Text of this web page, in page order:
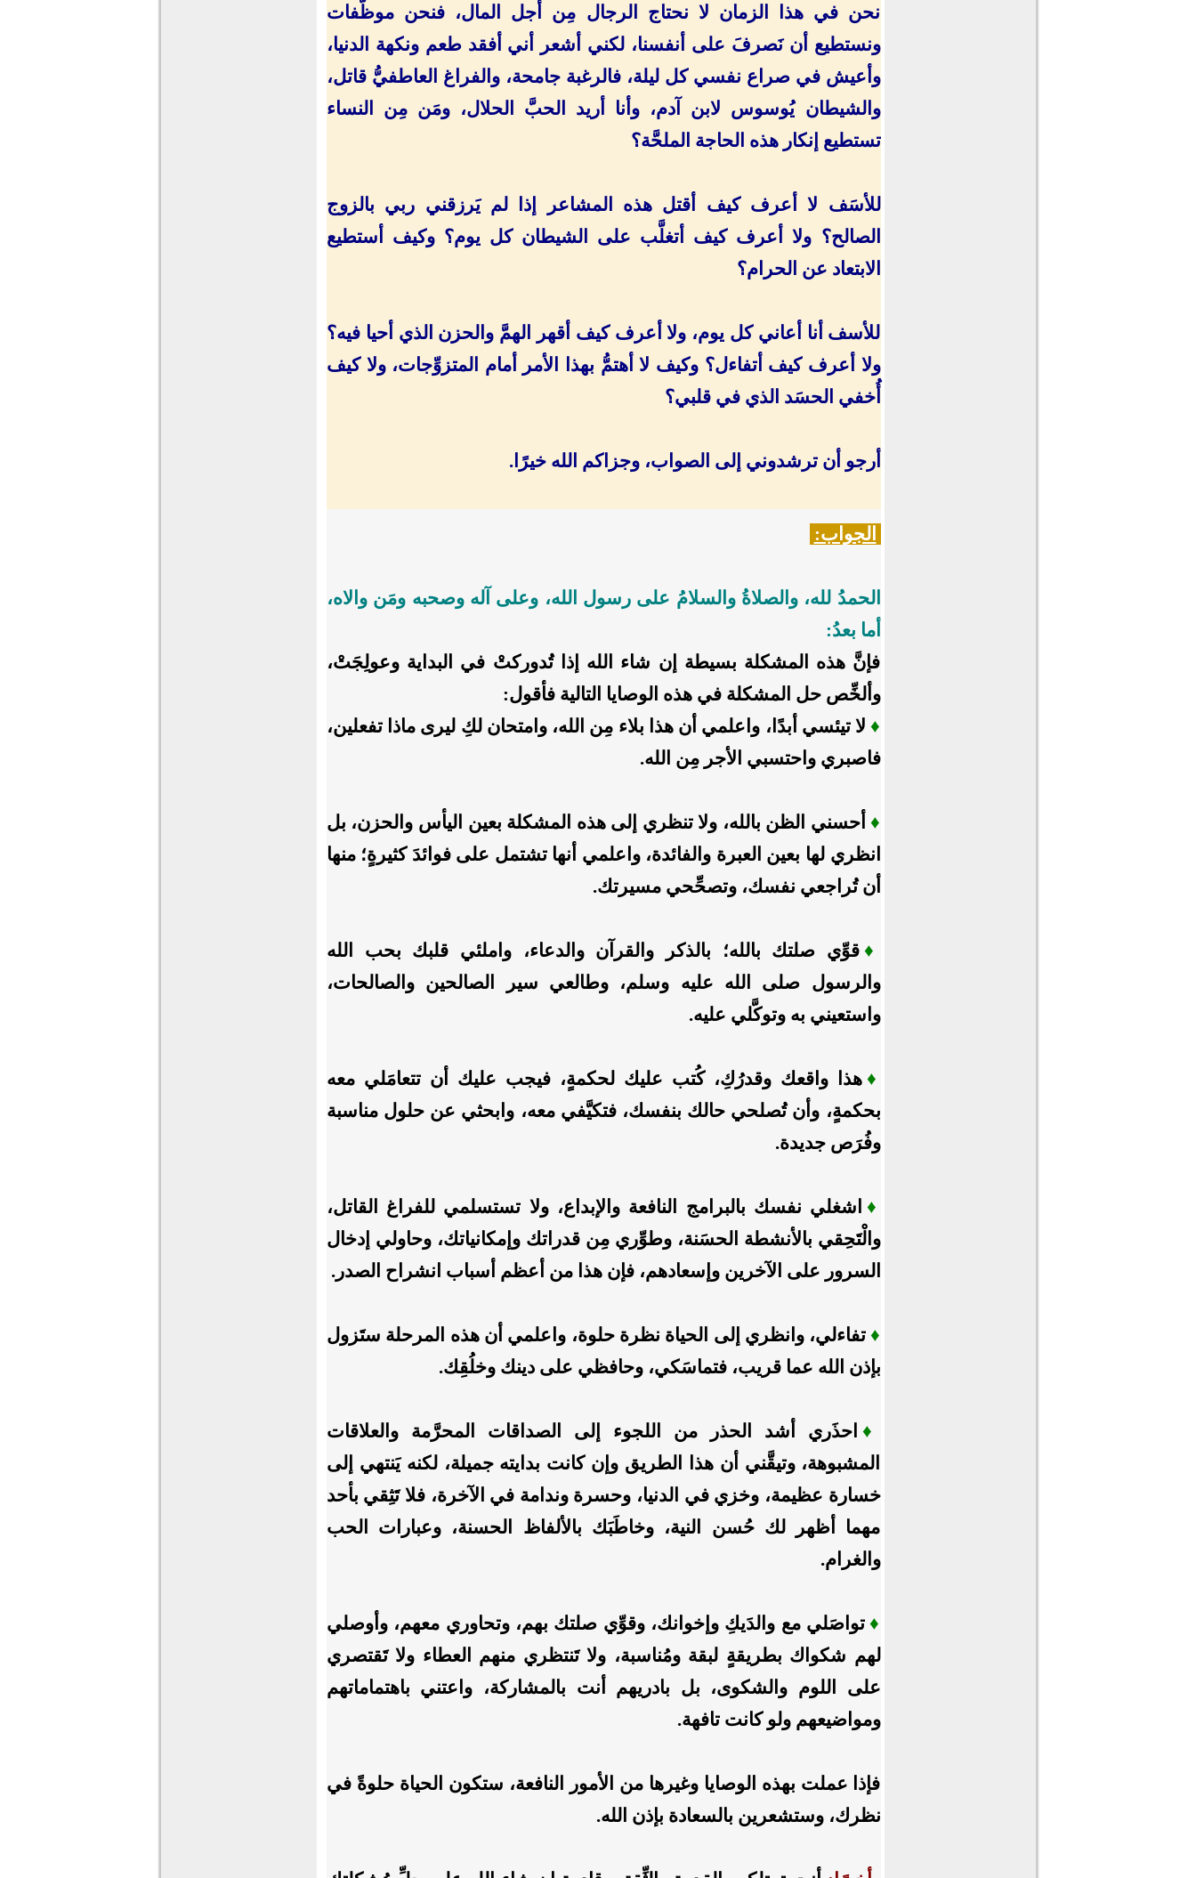
نحن في هذا الزمان لا نحتاج الرجال مِن أجل المال، فنحن موظَّفات
ونستطيع أن نَصرفَ على أنفسنا، لكني أشعر أني أفقد طعم ونكهة الدنيا،
وأعيش في صراع نفسي كل ليلة، فالرغبة جامحة، والفراغ العاطفيُّ قاتل،
والشيطان يُوسوس لابن آدم، وأنا أريد الحبَّ الحلال، ومَن مِن النساء
تستطيع إنكار هذه الحاجة الملحَّة؟
للأسَف لا أعرف كيف أقتل هذه المشاعر إذا لم يَرزقني ربي بالزوج
الصالح؟ ولا أعرف كيف أتغلَّب على الشيطان كل يوم؟ وكيف أستطيع
الابتعاد عن الحرام؟
للأسف أنا أعاني كل يوم، ولا أعرف كيف أقهر الهمَّ والحزن الذي أحيا فيه؟
ولا أعرف كيف أتفاءل؟ وكيف لا أهتمُّ بهذا الأمر أمام المتزوِّجات، ولا كيف
أُخفي الحسَد الذي في قلبي؟
أرجو أن ترشدوني إلى الصواب، وجزاكم الله خيرًا.
الجواب:
الحمدُ لله، والصلاةُ والسلامُ على رسول الله، وعلى آله وصحبه ومَن والاه،
أما بعدُ:
فإنَّ هذه المشكلة بسيطة إن شاء الله إذا تُدوركتْ في البداية وعولِجَتْ،
وألخِّص حل المشكلة في هذه الوصايا التالية فأقول:
♦لا تيئسي أبدًا، واعلمي أن هذا بلاء مِن الله، وامتحان لكِ ليرى ماذا تفعلين،
فاصبري واحتسبي الأجر مِن الله.
♦ أحسني الظن بالله، ولا تنظري إلى هذه المشكلة بعين اليأس والحزن، بل
انظري لها بعين العبرة والفائدة، واعلمي أنها تشتمل على فوائدَ كثيرةٍ؛ منها
أن تُراجعي نفسك، وتصحِّحي مسيرتك.
♦ قوِّي صلتك بالله؛ بالذكر والقرآن والدعاء، واملئي قلبك بحب الله
والرسول صلى الله عليه وسلم، وطالعي سير الصالحين والصالحات،
واستعيني به وتوكَّلي عليه.
♦ هذا واقعك وقدرُكِ، كُتب عليك لحكمةٍ، فيجب عليك أن تتعامَلي معه
بحكمةٍ، وأن تُصلحي حالك بنفسك، فتكيَّفي معه، وابحثي عن حلول مناسبة
وفُرَص جديدة.
♦اشغلي نفسك بالبرامج النافعة والإبداع، ولا تستسلمي للفراغ القاتل،
والْتَحِقي بالأنشطة الحسَنة، وطوِّري مِن قدراتك وإمكانياتك، وحاولي إدخال
السرور على الآخرين وإسعادهم، فإن هذا من أعظم أسباب انشراح الصدر.
♦تفاءلي، وانظري إلى الحياة نظرة حلوة، واعلمي أن هذه المرحلة ستَزول
بإذن الله عما قريب، فتماسَكي، وحافظي على دينك وخلُقِك.
♦احذَري أشد الحذر من اللجوء إلى الصداقات المحرَّمة والعلاقات
المشبوهة، وتيقَّني أن هذا الطريق وإن كانت بدايته جميلة، لكنه يَنتهي إلى
خسارة عظيمة، وخزي في الدنيا، وحسرة وندامة في الآخرة، فلا تَثِقي بأحد
مهما أظهر لك حُسن النية، وخاطَبَك بالألفاظ الحسنة، وعبارات الحب
والغرام.
♦تواصَلي مع والدَيكِ وإخوانك، وقوِّي صلتك بهم، وتحاوري معهم، وأوصلي
لهم شكواك بطريقةٍ لبقة ومُناسبة، ولا تَنتظري منهم العطاء ولا تَقتصري
على اللوم والشكوى، بل بادريهم أنت بالمشاركة، واعتني باهتماماتهم
ومواضيعهم ولو كانت تافهة.
فإذا عملت بهذه الوصايا وغيرها من الأمور النافعة، ستكون الحياة حلوةً في
نظرك، وستشعرين بالسعادة بإذن الله.